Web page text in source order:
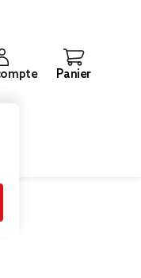
Panier